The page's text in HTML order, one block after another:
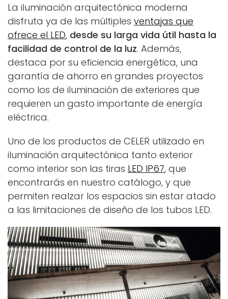
La iluminación arquitectónica moderna
disfruta ya de las múltiples ventajas que
ofrece el LED, desde su larga vida útil hasta la
facilidad de control de la luz. Además,
destaca por su eficiencia energética, una
garantía de ahorro en grandes proyectos
como los de iluminación de exteriores que
requieren un gasto importante de energía
eléctrica.
Uno de los productos de CELER utilizado en
iluminación arquitectónica tanto exterior
como interior son las tiras LED IP67, que
encontrarás en nuestro catálogo, y que
permiten realzar los espacios sin estar atado
a las limitaciones de diseño de los tubos LED.